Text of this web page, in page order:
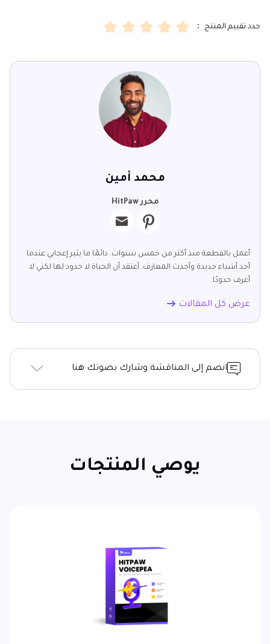
حدد تقييم المنتج ：
محمد أمين
محرر HitPaw
أعمل بالقطعة منذ أكثر من خمس سنوات. دائمًا ما يثير إعجابي عندما
أجد أشياء جديدة وأحدث المعارف. أعتقد أن الحياة لا حدود لها لكني لا
أعرف حدودًا.
عرض كل المقالات
انضم إلى المناقشة وشارك بصوتك هنا
يوصي المنتجات